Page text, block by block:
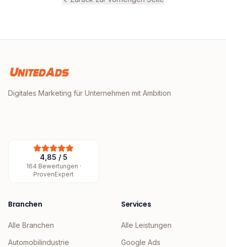
Digitales Marketing für Unternehmen mit Ambition
4,85 / 5
164 Bewertungen ·
ProvenExpert
Branchen
Alle Branchen
Automobilindustrie
Services
Alle Leistungen
Google Ads